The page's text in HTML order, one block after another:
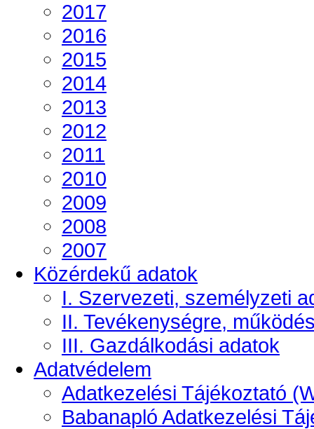
2017
2016
2015
2014
2013
2012
2011
2010
2009
2008
2007
Közérdekű adatok
I. Szervezeti, személyzeti
II. Tevékenységre,
III. Gazdálkodási adatok
Adatvédelem
Adatkezelési Tájékoztató
Babanapló Adatkezelési